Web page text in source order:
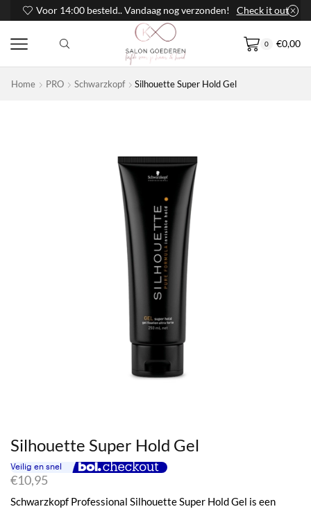
Voor 14:00 besteld.. Vandaag nog verzonden! Check it out
0 €0,00
Home PRO Schwarzkopf Silhouette Super Hold Gel
Silhouette Super Hold Gel
€10,95
Schwarzkopf Professional Silhouette Super Hold Gel is een